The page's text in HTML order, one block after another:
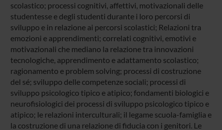
scolastico; processi cognitivi, affettivi, motivazionali delle
studentesse e degli studenti durante i loro percorsi di
sviluppo e in relazione ai percorsi scolastici; Relazioni tra
emozioni e apprendimenti; correlati cognitivi, emotivi e
motivazionali che mediano la relazione tra innovazioni
tecnologiche, apprendimento e adattamento scolastico;
ragionamento e problem solving; processi di costruzione
del sé; sviluppo delle competenze sociali; processi di
sviluppo psicologico tipico e atipico; fondamenti biologici e
neurofisiologici dei processi di sviluppo psicologico tipico e
atipico; le relazioni interculturali; il legame scuola-famiglia e
la costruzione di una relazione di fiducia con i genitori. Le